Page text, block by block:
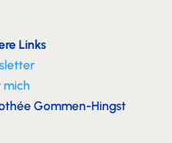
Links
mich
Gommen-Hingst